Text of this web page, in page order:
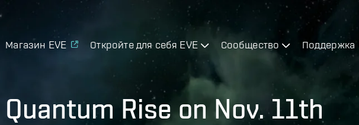
Магазин EVE Откройте для себя EVE Сообщество Поддержка
Quantum Rise on Nov. 11th